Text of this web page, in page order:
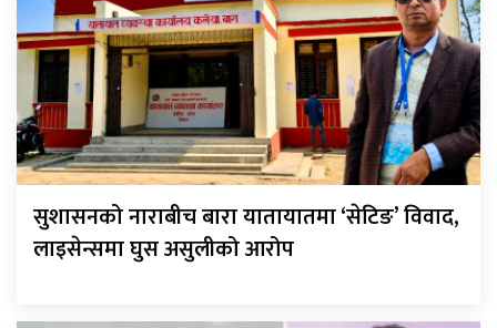
सुशासनको नाराबीच बारा यातायातमा ‘सेटिङ’ विवाद,
लाइसेन्समा घुस असुलीको आरोप